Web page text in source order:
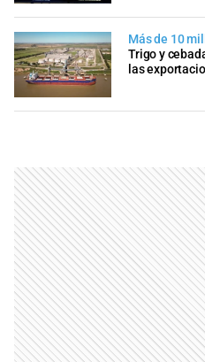
Más de 10
Trigo y
las